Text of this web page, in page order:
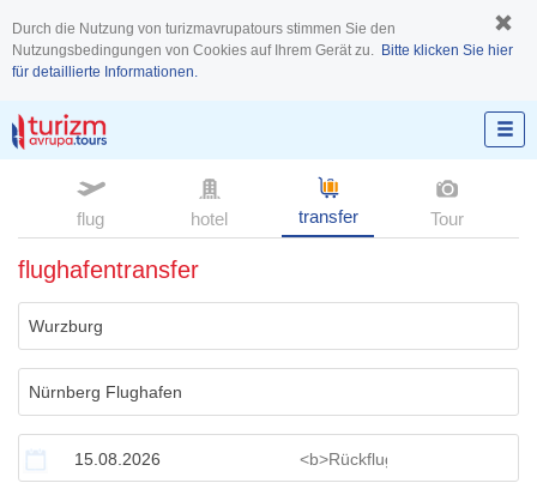
Durch die Nutzung von turizmavrupatours stimmen Sie den
Nutzungsbedingungen von Cookies auf Ihrem Gerät zu. Bitte klicken Sie hier
für detaillierte Informationen.
flug hotel transfer Tour
flughafentransfer